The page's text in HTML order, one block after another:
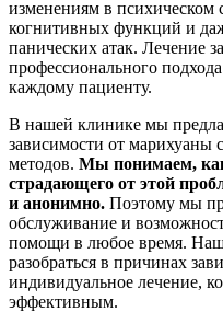
изменениям в
когнитивных функций и
панических атак. Лечение
профессионального
каждому пациенту.
В нашей клинике мы
зависимости от марихуаны
методов. Мы понимаем,
страдающего от этой
и анонимно. Поэтому мы
обслуживание и
помощи в любое время.
разобраться в причинах
индивидуальное лечение,
эффективным.